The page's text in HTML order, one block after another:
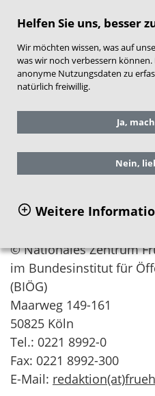
Helfen Sie uns, besser
Wir möchten wissen, was auf
was wir noch verbessern
anonyme Nutzungsdaten zu
natürlich freiwillig.
Ja,
Nein,
Weitere
Sie befinden sich
© Nationales Zentrum
im Bundesinstitut für
(BIÖG)
Maarweg 149-161
50825 Köln
Tel.: 0221 8992-0
Fax: 0221 8992-300
E-Mail: